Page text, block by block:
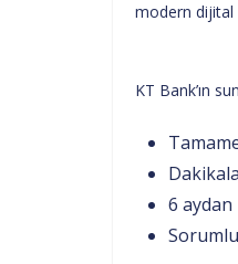
modern dijital
KT Bank’ın
6